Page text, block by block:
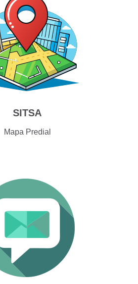
SITSA
Mapa Predial